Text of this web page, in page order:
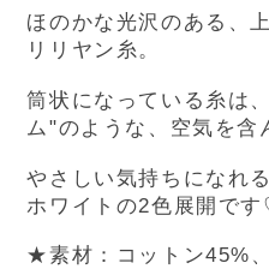
ほのかな光沢のある、
リリヤン糸。
筒状になっている糸は
ム"のような、空気を含
やさしい気持ちになれ
ホワイトの2色展開で
★素材：コットン45%